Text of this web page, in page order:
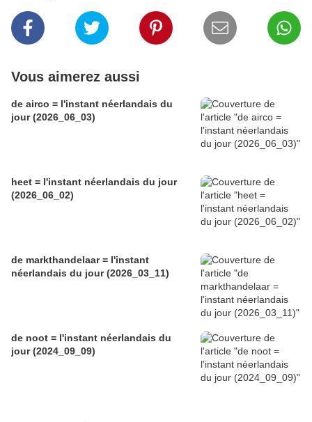
Vous aimerez aussi
de airco = l'instant néerlandais du
jour (2026_06_03)
heet = l'instant néerlandais du jour
(2026_06_02)
de markthandelaar = l'instant
néerlandais du jour (2026_03_11)
de noot = l'instant néerlandais du
jour (2024_09_09)